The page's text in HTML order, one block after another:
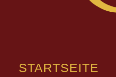
STARTSEITE